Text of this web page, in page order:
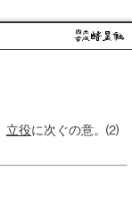
立役に次ぐの意。⑵